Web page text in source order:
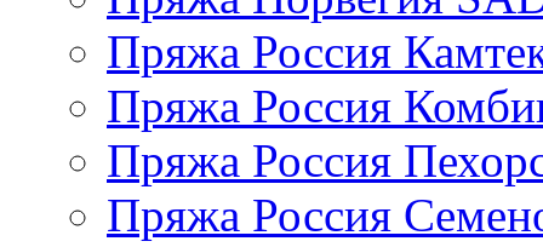
Пряжа Россия
Пряжа Россия
Пряжа Россия
Пряжа Россия